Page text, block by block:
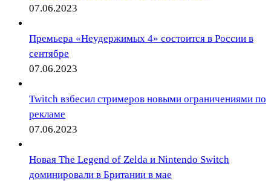
07.06.2023
Премьера «Неудержимых 4» состоится в России в
сентябре
07.06.2023
Twitch взбесил стримеров новыми ограничениями по
рекламе
07.06.2023
Новая The Legend of Zelda и Nintendo Switch
доминировали в Британии в мае